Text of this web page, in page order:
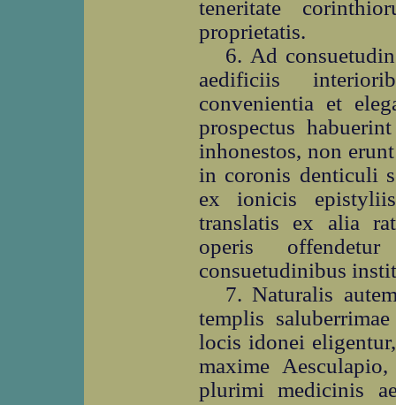
teneritate
proprietatis.
6. Ad
aedificiis
convenientia et
prospectus
inhonestos, non
in coronis denticuli
ex ionicis
translatis ex alia
operis
consuetudinibus
7. Naturalis
templis
locis idonei
maxime
plurimi medicinis